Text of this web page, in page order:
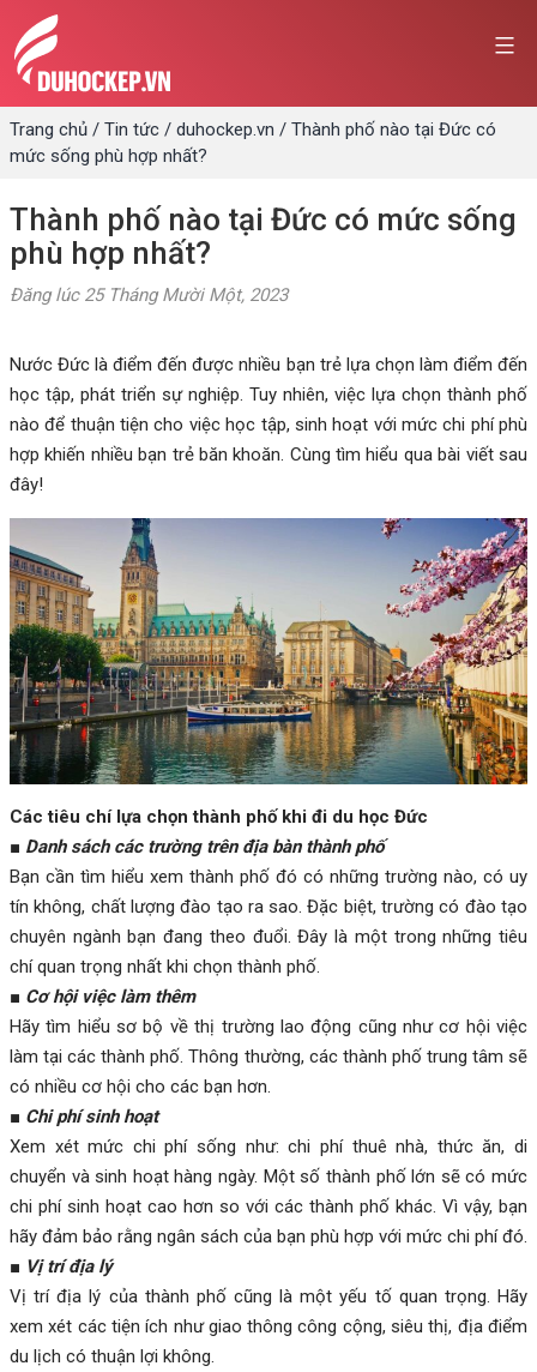
Skip
to
content
Trang chủ / Tin tức / duhockep.vn / Thành phố nào tại Đức có
mức sống phù hợp nhất?
Thành phố nào tại Đức có mức sống
phù hợp nhất?
Đăng lúc 25 Tháng Mười Một, 2023
Nước Đức là điểm đến được nhiều bạn trẻ lựa chọn làm điểm đến
học tập, phát triển sự nghiệp. Tuy nhiên, việc lựa chọn thành phố
nào để thuận tiện cho việc học tập, sinh hoạt với mức chi phí phù
hợp khiến nhiều bạn trẻ băn khoăn. Cùng tìm hiểu qua bài viết sau
đây!
Các tiêu chí lựa chọn thành phố khi đi du học Đức
■ Danh sách các trường trên địa bàn thành phố
Bạn cần tìm hiểu xem thành phố đó có những trường nào, có uy
tín không, chất lượng đào tạo ra sao. Đặc biệt, trường có đào tạo
chuyên ngành bạn đang theo đuổi. Đây là một trong những tiêu
chí quan trọng nhất khi chọn thành phố.
■ Cơ hội việc làm thêm
Hãy tìm hiểu sơ bộ về thị trường lao động cũng như cơ hội việc
làm tại các thành phố. Thông thường, các thành phố trung tâm sẽ
có nhiều cơ hội cho các bạn hơn.
■ Chi phí sinh hoạt
Xem xét mức chi phí sống như: chi phí thuê nhà, thức ăn, di
chuyển và sinh hoạt hàng ngày. Một số thành phố lớn sẽ có mức
chi phí sinh hoạt cao hơn so với các thành phố khác. Vì vậy, bạn
hãy đảm bảo rằng ngân sách của bạn phù hợp với mức chi phí đó.
■ Vị trí địa lý
Vị trí địa lý của thành phố cũng là một yếu tố quan trọng. Hãy
xem xét các tiện ích như giao thông công cộng, siêu thị, địa điểm
du lịch có thuận lợi không.